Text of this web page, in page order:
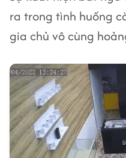
ra trong tình huống
gia chủ vô cùng